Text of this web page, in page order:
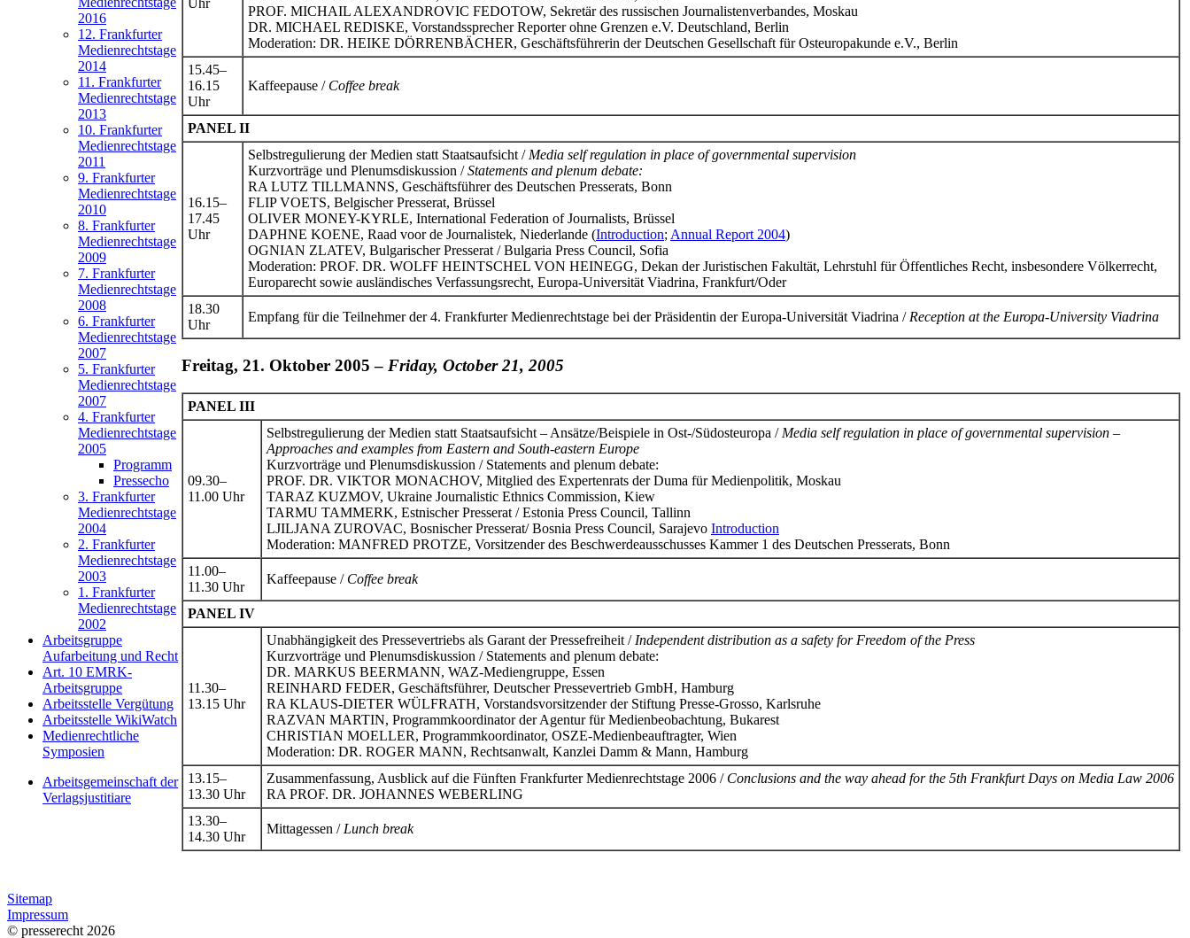
2016
12. Frankfurter
Medienrechtstage
2014
11. Frankfurter
Medienrechtstage
2013
10. Frankfurter
Medienrechtstage
2011
9. Frankfurter
Medienrechtstage
2010
8. Frankfurter
Medienrechtstage
2009
7. Frankfurter
Medienrechtstage
2008
6. Frankfurter
Medienrechtstage
2007
5. Frankfurter
Medienrechtstage
2007
4. Frankfurter
Medienrechtstage
2005
Programm
Pressecho
3. Frankfurter
Medienrechtstage
2004
2. Frankfurter
Medienrechtstage
2003
1. Frankfurter
Medienrechtstage
2002
Arbeitsgruppe
Aufarbeitung und Recht
Art. 10 EMRK-
Arbeitsgruppe
Arbeitsstelle Vergütung
Arbeitsstelle WikiWatch
Medienrechtliche
Symposien
Arbeitsgemeinschaft der
Verlagsjustitiare
Uhr
PROF. MICHAIL ALEXANDROVIC FEDOTOW, Sekretär des russischen Journalistenverbandes, Moskau
DR. MICHAEL REDISKE, Vorstandssprecher Reporter ohne Grenzen e.V. Deutschland, Berlin
Moderation: DR. HEIKE DÖRRENBÄCHER, Geschäftsführerin der Deutschen Gesellschaft für Osteuropakunde e.V., Berlin
15.45–
16.15
Uhr
Kaffeepause / Coffee break
PANEL II
16.15–
17.45
Uhr
Selbstregulierung der Medien statt Staatsaufsicht / Media self regulation in place of governmental supervision
Kurzvorträge und Plenumsdiskussion /Statements and plenum debate:
RA LUTZ TILLMANNS, Geschäftsführer des Deutschen Presserats, Bonn
FLIP VOETS, Belgischer Presserat, Brüssel
OLIVER MONEY-KYRLE, International Federation of Journalists, Brüssel
DAPHNE KOENE, Raad voor de Journalistek, Niederlande (Introduction; Annual Report 2004)
OGNIAN ZLATEV, Bulgarischer Presserat / Bulgaria Press Council, Sofia
Moderation: PROF. DR. WOLFF HEINTSCHEL VON HEINEGG, Dekan der Juristischen Fakultät, Lehrstuhl für Öffentliches Recht, insbesondere Völkerrecht,
Europarecht sowie ausländisches Verfassungsrecht, Europa-Universität Viadrina, Frankfurt/Oder
18.30
Uhr
Empfang für die Teilnehmer der 4. Frankfurter Medienrechtstage bei der Präsidentin der Europa-Universität Viadrina / Reception at the Europa-University Viadrina
Freitag, 21. Oktober 2005 – Friday, October 21, 2005
PANEL III
09.30–
11.00 Uhr
Selbstregulierung der Medien statt Staatsaufsicht – Ansätze/Beispiele in Ost-/Südosteuropa / Media self regulation in place of governmental supervision –
Approaches and examples from Eastern and South-eastern Europe
Kurzvorträge und Plenumsdiskussion / Statements and plenum debate:
PROF. DR. VIKTOR MONACHOV, Mitglied des Expertenrats der Duma für Medienpolitik, Moskau
TARAZ KUZMOV, Ukraine Journalistic Ethnics Commission, Kiew
TARMU TAMMERK, Estnischer Presserat / Estonia Press Council, Tallinn
LJILJANA ZUROVAC, Bosnischer Presserat/ Bosnia Press Council, Sarajevo Introduction
Moderation: MANFRED PROTZE, Vorsitzender des Beschwerdeausschusses Kammer 1 des Deutschen Presserats, Bonn
11.00–
11.30 Uhr
Kaffeepause / Coffee break
PANEL IV
11.30–
13.15 Uhr
Unabhängigkeit des Pressevertriebs als Garant der Pressefreiheit / Independent distribution as a safety for Freedom of the Press
Kurzvorträge und Plenumsdiskussion / Statements and plenum debate:
DR. MARKUS BEERMANN, WAZ-Mediengruppe, Essen
REINHARD FEDER, Geschäftsführer, Deutscher Pressevertrieb GmbH, Hamburg
RA KLAUS-DIETER WÜLFRATH, Vorstandsvorsitzender der Stiftung Presse-Grosso, Karlsruhe
RAZVAN MARTIN, Programmkoordinator der Agentur für Medienbeobachtung, Bukarest
CHRISTIAN MOELLER, Programmkoordinator, OSZE-Medienbeauftragter, Wien
Moderation: DR. ROGER MANN, Rechtsanwalt, Kanzlei Damm & Mann, Hamburg
13.15–
13.30 Uhr
Zusammenfassung, Ausblick auf die Fünften Frankfurter Medienrechtstage 2006 / Conclusions and the way ahead for the 5th Frankfurt Days on Media Law 2006
RA PROF. DR. JOHANNES WEBERLING
13.30–
14.30 Uhr
Mittagessen / Lunch break
Sitemap
Impressum
© presserecht 2026